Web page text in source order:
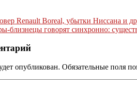
Renault Boreal, убытки Ниссана и
близнецы говорят синхронно:
опубликован. Обязательные поля